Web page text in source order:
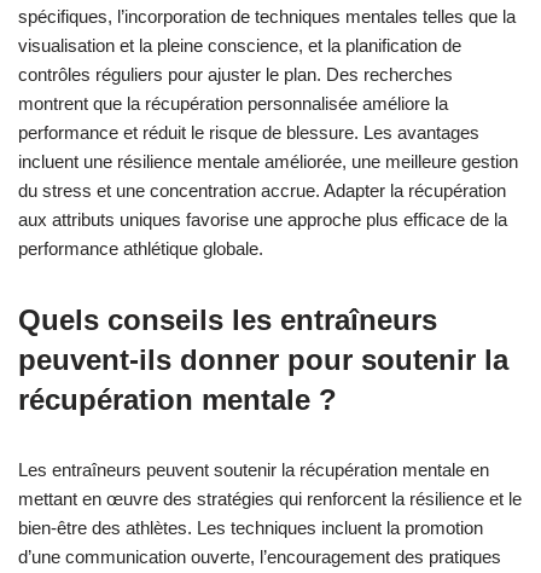
spécifiques, l’incorporation de techniques mentales telles que la
visualisation et la pleine conscience, et la planification de
contrôles réguliers pour ajuster le plan. Des recherches
montrent que la récupération personnalisée améliore la
performance et réduit le risque de blessure. Les avantages
incluent une résilience mentale améliorée, une meilleure gestion
du stress et une concentration accrue. Adapter la récupération
aux attributs uniques favorise une approche plus efficace de la
performance athlétique globale.
Quels conseils les entraîneurs
peuvent-ils donner pour soutenir la
récupération mentale ?
Les entraîneurs peuvent soutenir la récupération mentale en
mettant en œuvre des stratégies qui renforcent la résilience et le
bien-être des athlètes. Les techniques incluent la promotion
d’une communication ouverte, l’encouragement des pratiques